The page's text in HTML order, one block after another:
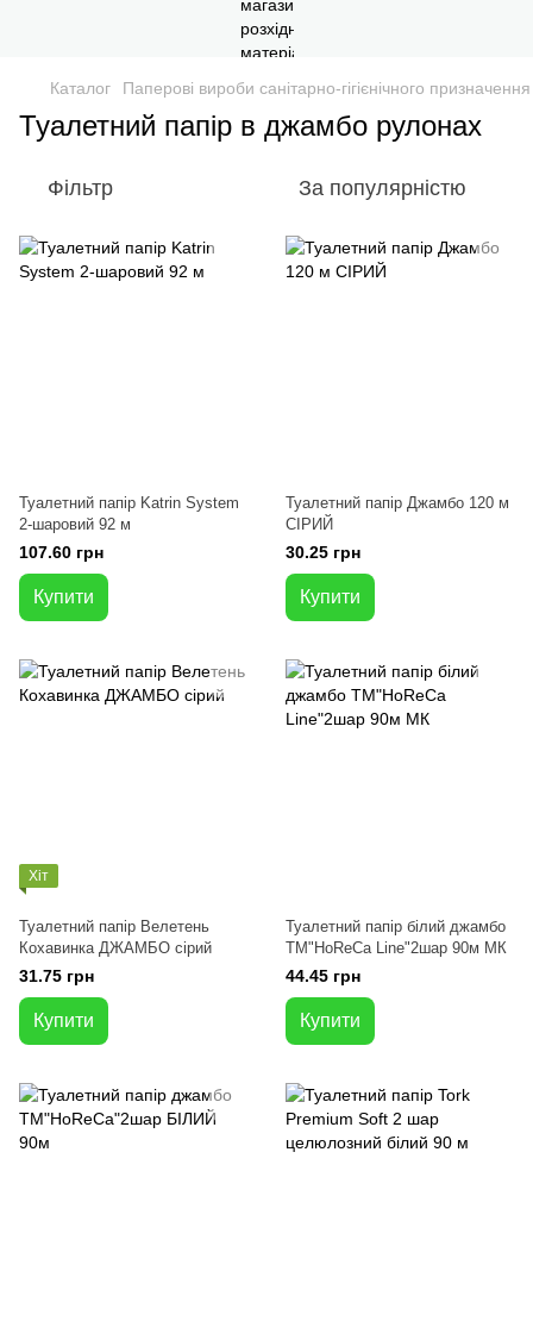
Каталог Паперові вироби санітарно-гігієнічного призначення
Туалетний папір в джамбо рулонах
Фільтр За популярністю
Туалетний папір Katrin System
2-шаровий 92 м
107.60 грн
Купити
Туалетний папір Джамбо 120 м
СІРИЙ
30.25 грн
Купити
Хіт
Туалетний папір Велетень
Кохавинка ДЖАМБО сірий
31.75 грн
Купити
Туалетний папір білий джамбо
ТМ"HoReCa Line"2шар 90м МК
44.45 грн
Купити